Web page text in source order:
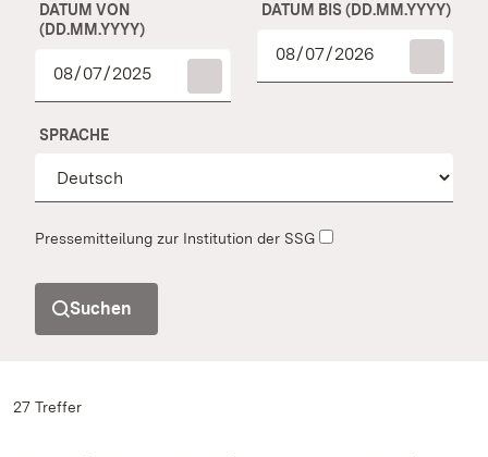
DATUM VON
(DD.MM.YYYY)
DATUM BIS (DD.MM.YYYY)
SPRACHE
Pressemitteilung zur Institution der SSG
Suchen
27 Treffer